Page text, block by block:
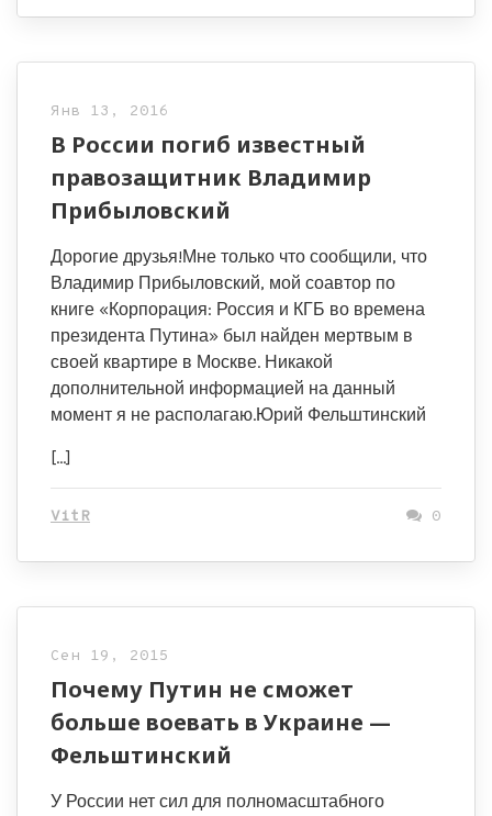
Янв 13, 2016
В России погиб известный
правозащитник Владимир
Прибыловский
Дорогие друзья!Мне только что сообщили, что
Владимир Прибыловский, мой соавтор по
книге «Корпорация: Россия и КГБ во времена
президента Путина» был найден мертвым в
своей квартире в Москве. Никакой
дополнительной информацией на данный
момент я не располагаю.Юрий Фельштинский
[…]
VitR 0
Сен 19, 2015
Почему Путин не сможет
больше воевать в Украине —
Фельштинский
У России нет сил для полномасштабного